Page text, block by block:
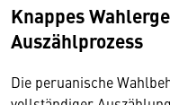
Knappes
Auszählprozess
Die peruanische